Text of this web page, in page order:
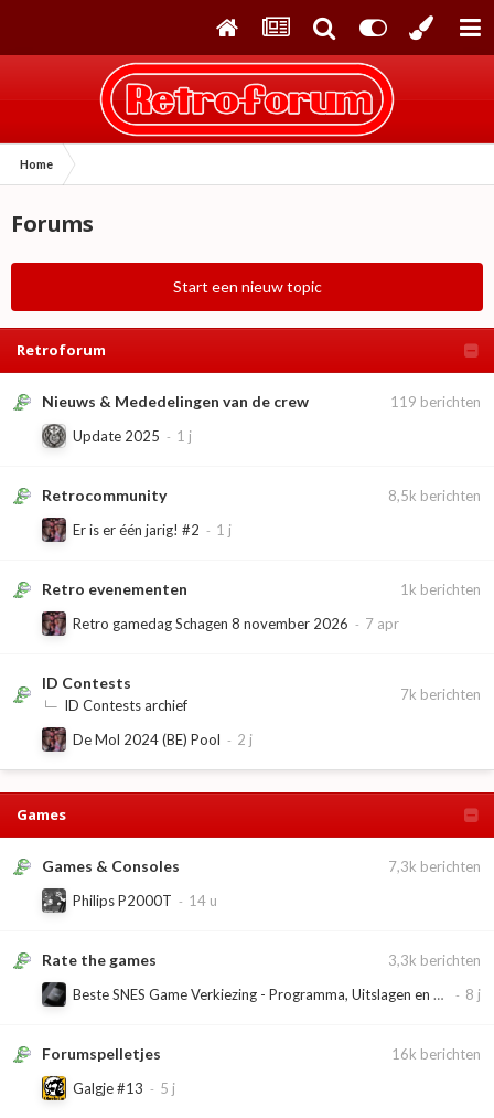
Home
Forums
Start een nieuw topic
Retroforum
Nieuws & Mededelingen van de crew 119 berichten
Update 2025
Retrocommunity 8,5k berichten
Er is er één jarig! #2
Retro evenementen 1k berichten
Retro gamedag Schagen 8 november 2026
ID Contests
ID Contests archief
7k berichten
De Mol 2024 (BE) Pool
Games
Games & Consoles 7,3k berichten
Philips P2000T
Rate the games 3,3k berichten
Beste SNES Game Verkiezing - Programma, Uitslagen en Reacties
Forumspelletjes 16k berichten
Galgje #13